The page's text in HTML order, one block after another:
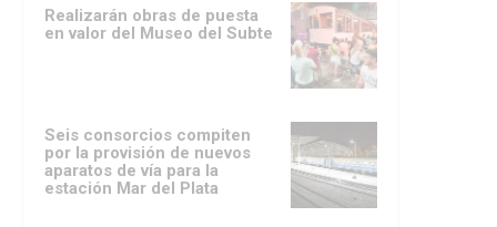
Realizarán obras de puesta
en valor del Museo del Subte
Seis consorcios compiten
por la provisión de nuevos
aparatos de vía para la
estación Mar del Plata